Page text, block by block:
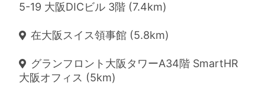
5-19 大阪DICビル 3階 (7.4km)
在大阪スイス領事館 (5.8km)
グランフロント大阪タワーA34階 SmartHR
大阪オフィス (5km)